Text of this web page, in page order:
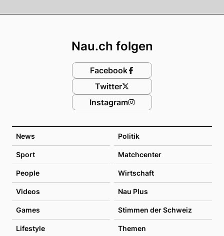
News Politik
Sport Matchcenter
People Wirtschaft
Videos Nau Plus
Games Stimmen der Schweiz
Lifestyle Themen
Nau.ch folgen
Facebook
Twitter
Instagram